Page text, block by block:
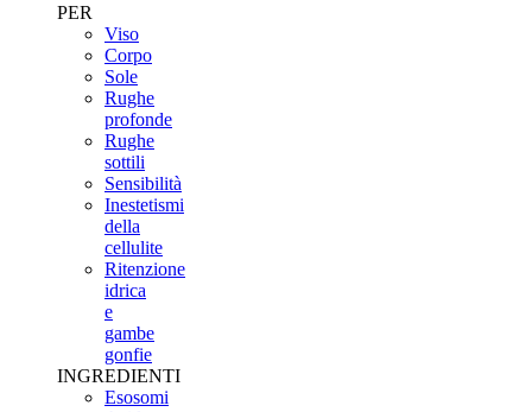
PER
Viso
Corpo
Sole
Rughe
profonde
Rughe
sottili
Sensibilità
Inestetismi
della
cellulite
Ritenzione
idrica
e
gambe
gonfie
INGREDIENTI
Esosomi